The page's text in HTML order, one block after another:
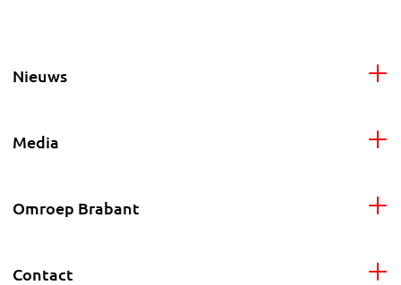
Nieuws
Media
Omroep Brabant
Contact